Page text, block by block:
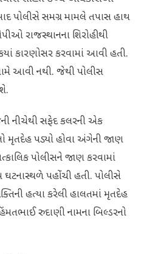
પોલીસે સમગ્ર મામલે તપાસ હાથ
રાજસ્થાનના શિરોહીથી
કારણોસર કરવામાં આવી હતી.
આવી નથી. જેથી પોલીસ
નીચેથી સફેદ કલરની એક
મૃતદેહ પડ્યો હોવા અંગેની જાણ
પોલીસને જાણ કરવામાં
પહોંચી હતી. પોલીસે
હત્યા કરેલી હાલતમાં મૃતદેહ
રુદાણી નામના બિલ્ડરનો